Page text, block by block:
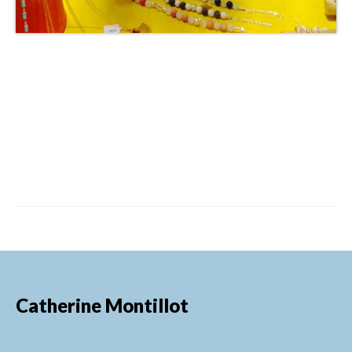
Catherine Montillot